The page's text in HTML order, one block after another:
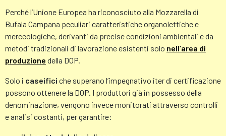
Perché l’Unione Europea ha riconosciuto alla Mozzarella di
Bufala Campana peculiari caratteristiche organolettiche e
merceologiche, derivanti da precise condizioni ambientali e da
metodi tradizionali di lavorazione esistenti solo nell’area di
produzione della DOP.
Solo i caseifici che superano l’impegnativo iter di certificazione
possono ottenere la DOP. I produttori già in possesso della
denominazione, vengono invece monitorati attraverso controlli
e analisi costanti, per garantire: